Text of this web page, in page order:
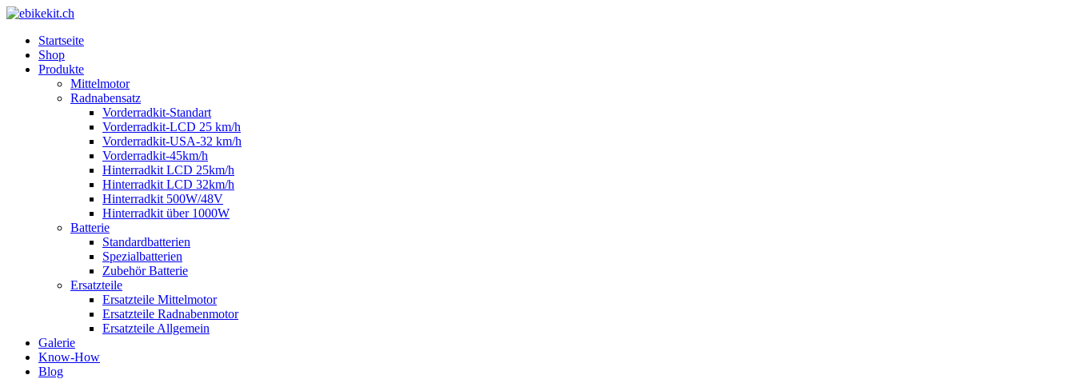
Startseite
Shop
Produkte
Mittelmotor
Radnabensatz
Vorderradkit-Standart
Vorderradkit-LCD 25 km/h
Vorderradkit-USA-32 km/h
Vorderradkit-45km/h
Hinterradkit LCD 25km/h
Hinterradkit LCD 32km/h
Hinterradkit 500W/48V
Hinterradkit über 1000W
Batterie
Standardbatterien
Spezialbatterien
Zubehör Batterie
Ersatzteile
Ersatzteile Mittelmotor
Ersatzteile Radnabenmotor
Ersatzteile Allgemein
Galerie
Know-How
Blog